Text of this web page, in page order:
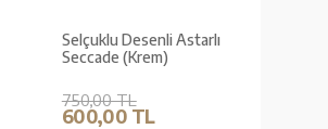
Selçuklu Desenli Astarlı
Seccade (Krem)
750,00 TL
600,00 TL